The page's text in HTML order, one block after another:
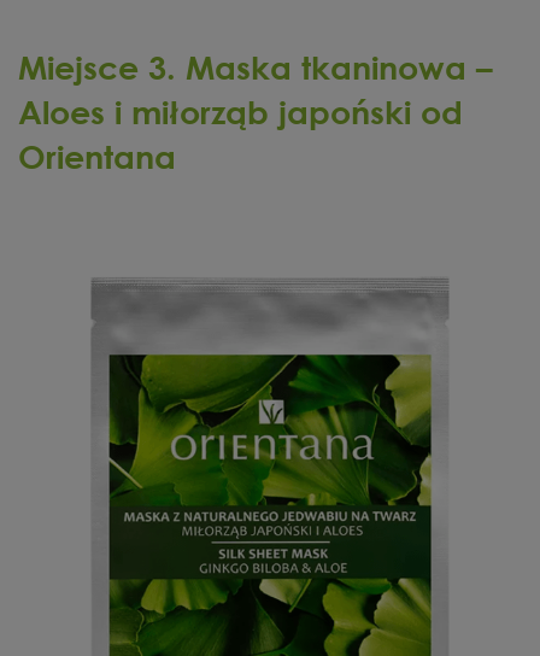
Miejsce 3. Maska tkaninowa –
Aloes i miłorząb japoński od
Orientana